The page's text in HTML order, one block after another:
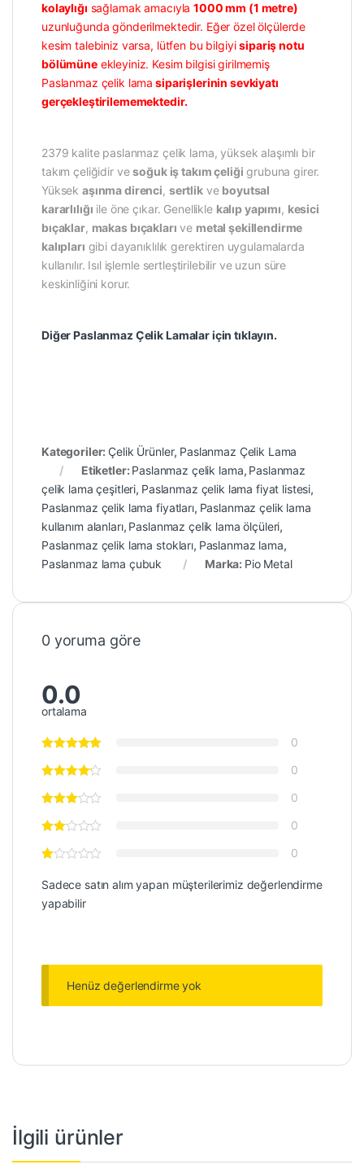
kolaylığı sağlamak amacıyla1000 mm (1 metre)
uzunluğunda gönderilmektedir. Eğer özel ölçülerde
kesim talebiniz varsa, lütfen bu bilgiyisipariş notu
bölümüneekleyiniz. Kesim bilgisi girilmemiş
Paslanmaz çelik lama siparişlerinin sevkiyatı
gerçekleştirilememektedir.
2379 kalite paslanmaz çelik lama, yüksek alaşımlı bir
takım çeliğidir vesoğuk iş takım çeliği grubuna girer.
Yüksekaşınma direnci, sertlikve boyutsal
kararlılığı ile öne çıkar. Genellikle kalıp yapımı, kesici
bıçaklar, makas bıçakları ve metal şekillendirme
kalıpları gibi dayanıklılık gerektiren uygulamalarda
kullanılır. Isıl işlemle sertleştirilebilir ve uzun süre
keskinliğini korur.
Diğer Paslanmaz Çelik Lamalar için tıklayın.
Kategoriler: Çelik Ürünler, Paslanmaz Çelik Lama
Etiketler: Paslanmaz çelik lama, Paslanmaz
çelik lama çeşitleri, Paslanmaz çelik lama fiyat listesi,
Paslanmaz çelik lama fiyatları, Paslanmaz çelik lama
kullanım alanları, Paslanmaz çelik lama ölçüleri,
Paslanmaz çelik lama stokları, Paslanmaz lama,
Paslanmaz lama çubuk
Marka: Pio Metal
0 yoruma göre
0.0
ortalama
0
0
0
0
0
Sadece satın alım yapan müşterilerimiz değerlendirme
yapabilir
Henüz değerlendirme yok
İlgili ürünler